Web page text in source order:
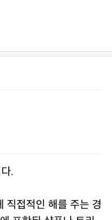
.
직접적인 해를 주는 경